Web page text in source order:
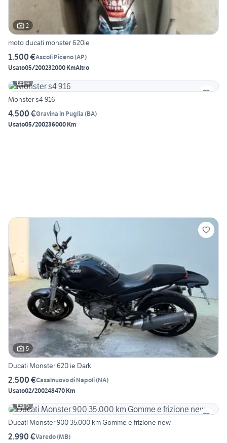
2
moto ducati monster 620ie
1.500 €Ascoli Piceno(AP)
Usato05/200232000 KmAltro
4
Monster s4 916
4.500 €Gravina in Puglia (BA)
Usato05/200236000 Km
5
Ducati Monster 620 ie Dark
2.500 €Casalnuovo di Napoli(NA)
Usato02/200248470 Km
5
Ducati Monster 900 35.000 km Gomme e frizione new
2.990 €Varedo(MB)